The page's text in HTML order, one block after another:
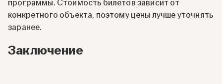
программы. Стоимость билетов зависит от
конкретного объекта, поэтому цены лучше уточнять
заранее.
Заключение